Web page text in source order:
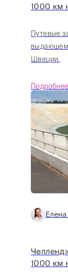
1000 км
Путевые
Швеции.
Подробнее
1000 км